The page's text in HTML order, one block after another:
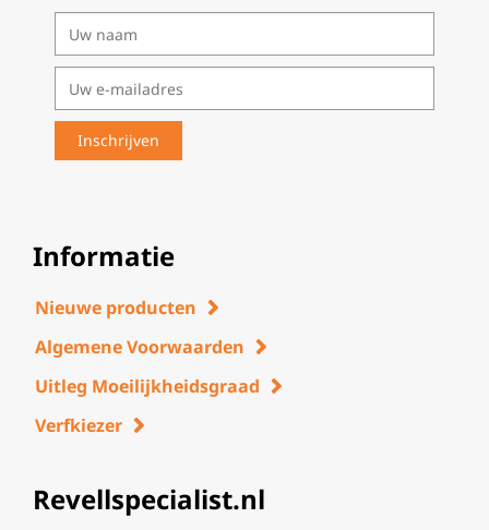
Informatie
Nieuwe producten
Algemene Voorwaarden
Uitleg Moeilijkheidsgraad
Verfkiezer
Revellspecialist.nl